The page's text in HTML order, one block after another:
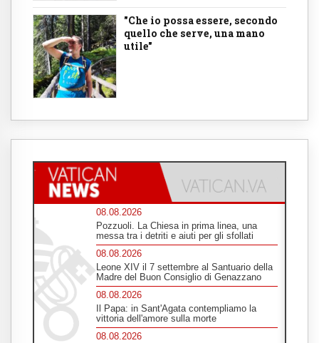
"Che io possa essere, secondo
quello che serve, una mano
utile"
08.08.2026
Pozzuoli. La Chiesa in prima linea, una
messa tra i detriti e aiuti per gli sfollati
08.08.2026
Leone XIV il 7 settembre al Santuario della
Madre del Buon Consiglio di Genazzano
08.08.2026
Il Papa: in Sant'Agata contempliamo la
vittoria dell'amore sulla morte
08.08.2026